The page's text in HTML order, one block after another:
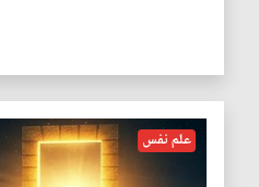
علم نفس